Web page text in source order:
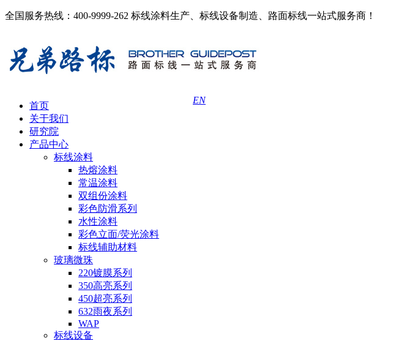
全国服务热线：400-9999-262 标线涂料生产、标线设备制造、路面标线一站式服务商！
首页
关于我们
研究院
产品中心
标线涂料
热熔涂料
常温涂料
双组份涂料
彩色防滑系列
水性涂料
彩色立面/荧光涂料
标线辅助材料
玻璃微珠
220镀膜系列
350高亮系列
450超亮系列
632雨夜系列
WAP
标线设备
EN